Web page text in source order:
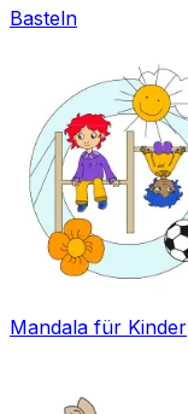
Basteln
Mandala für Kinder